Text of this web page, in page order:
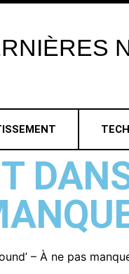
– À ne pas